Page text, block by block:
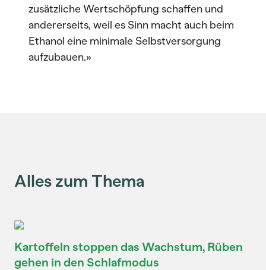
zusätzliche Wertschöpfung schaffen und
andererseits, weil es Sinn macht auch beim
Ethanol eine minimale Selbstversorgung
aufzubauen.»
Alles zum Thema
Kartoffeln stoppen das Wachstum, Rüben
gehen in den Schlafmodus